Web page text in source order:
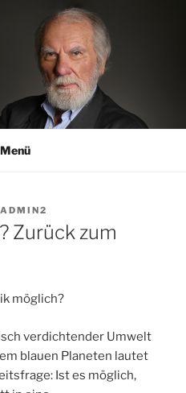
Menü
ADMIN2
Zurück zum
möglich?
verdichtender Umwelt
blauen Planeten lautet
Ist es möglich,